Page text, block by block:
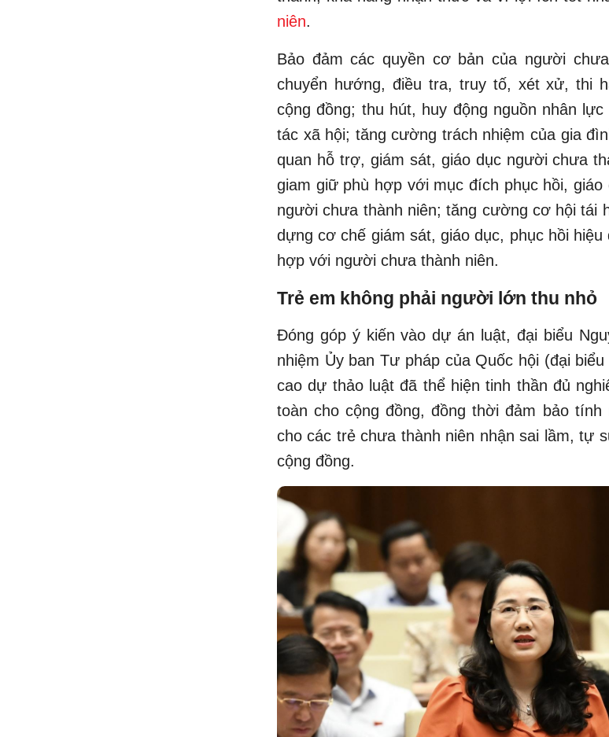
niên.
Bảo đảm các quyền cơ bản của người
chuyển hướng, điều tra, truy tố, xét xử, thi
cộng đồng; thu hút, huy động nguồn nhân
tác xã hội; tăng cường trách nhiệm của gia
quan hỗ trợ, giám sát, giáo dục người chưa
giam giữ phù hợp với mục đích phục hồi,
người chưa thành niên; tăng cường cơ hội tái
dựng cơ chế giám sát, giáo dục, phục hồi hiệu
hợp với người chưa thành niên.
Trẻ em không phải người lớn thu nhỏ
Đóng góp ý kiến vào dự án luật, đại biểu
nhiệm Ủy ban Tư pháp của Quốc hội (đại
cao dự thảo luật đã thể hiện tinh thần đủ
toàn cho cộng đồng, đồng thời đảm bảo
cho các trẻ chưa thành niên nhận sai lầm, tự
cộng đồng.